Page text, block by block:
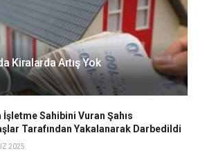
Kiralarda Artış Yok
İşletme Sahibini Vuran Şahıs
Tarafından Yakalanarak Darbedildi
2025